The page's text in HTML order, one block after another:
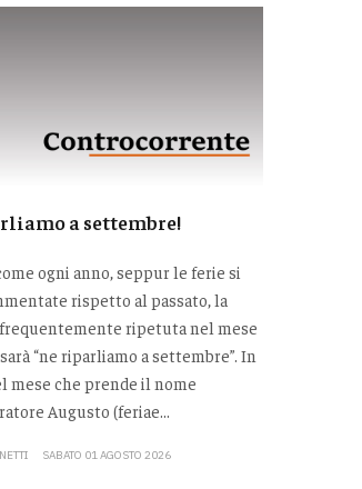
a settembre!
ogni anno, seppur le ferie si
rispetto al passato, la
ripetuta nel mese
“ne riparliamo a settembre”. In
mese che prende il nome
Augusto (feriae...
SABATO 01 AGOSTO 2026